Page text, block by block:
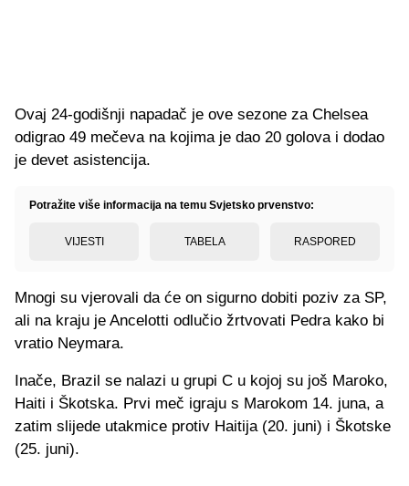
Ovaj 24-godišnji napadač je ove sezone za Chelsea
odigrao 49 mečeva na kojima je dao 20 golova i dodao
je devet asistencija.
Potražite više informacija na temu Svjetsko prvenstvo:
VIJESTI TABELA RASPORED
Mnogi su vjerovali da će on sigurno dobiti poziv za SP,
ali na kraju je Ancelotti odlučio žrtvovati Pedra kako bi
vratio Neymara.
Inače, Brazil se nalazi u grupi C u kojoj su još Maroko,
Haiti i Škotska. Prvi meč igraju s Marokom 14. juna, a
zatim slijede utakmice protiv Haitija (20. juni) i Škotske
(25. juni).